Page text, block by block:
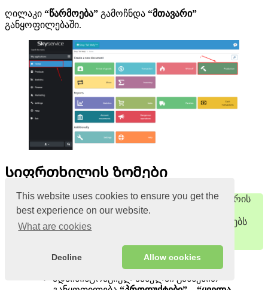
This website uses cookies to ensure you get the
best experience on our website.
What are cookies
Decline Allow cookies
ღილაკი “წარმოება” გამოჩნდა “მთავარი”
განყოფილებაში.
Სიფრთხილის ზომები
უსაფრთხოების მიზნით, გამოჩნდა “ადმინისტრატორის
PIN” ფუნქცია. ის შექმნილია საქონლის შემთხვევით
გატანის თავიდან ასაცილებლად და იცავს მონაცემებს
თქვენი თანამშრომლების მიერ სამსახურებრივი
მოვალეობების ბოროტად გამოყენებისგან.
ადმინისტრაციულ პანელში გახსენით